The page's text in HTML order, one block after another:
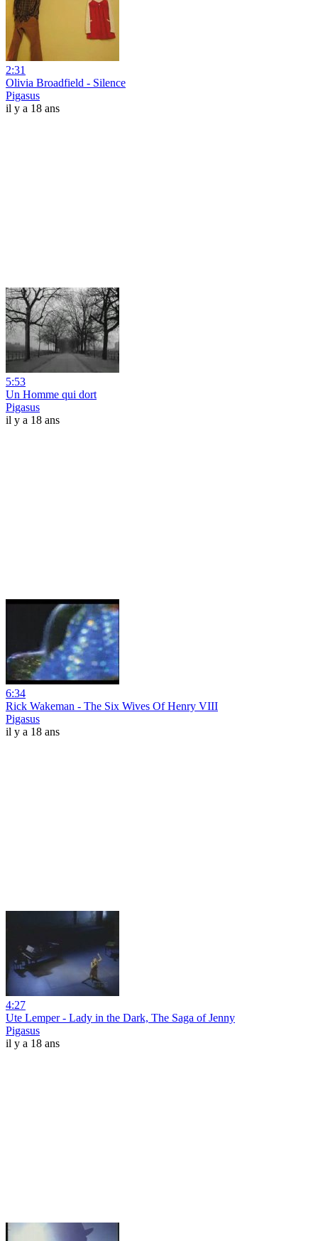
2:31
Olivia Broadfield - Silence
Pigasus
il y a 18 ans
5:53
Un Homme qui dort
Pigasus
il y a 18 ans
6:34
Rick Wakeman - The Six Wives Of Henry VIII
Pigasus
il y a 18 ans
4:27
Ute Lemper - Lady in the Dark, The Saga of Jenny
Pigasus
il y a 18 ans